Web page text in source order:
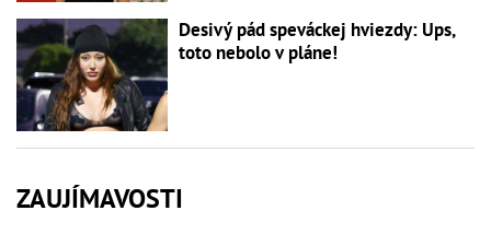
Desivý pád speváckej hviezdy: Ups,
toto nebolo v pláne!
ZAUJÍMAVOSTI